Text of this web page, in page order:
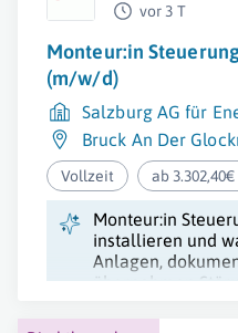
vor 3 T
Monteur:in
(m/w/d)
Salzburg AG für
Bruck An Der
Vollzeit ab
Monteur:in
installieren und
Anlagen,
übernehmen